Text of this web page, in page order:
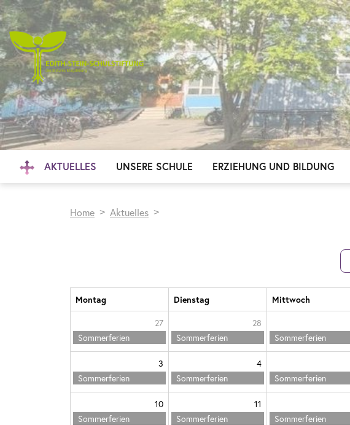
AKTUELLES UNSERE SCHULE ERZIEHUNG UND BILDUNG
Home Aktuelles
Montag Dienstag Mittwoch
27
Sommerferien
28
Sommerferien
Sommerferien
3
Sommerferien
4
Sommerferien
Sommerferien
10
Sommerferien
11
Sommerferien
Sommerferien